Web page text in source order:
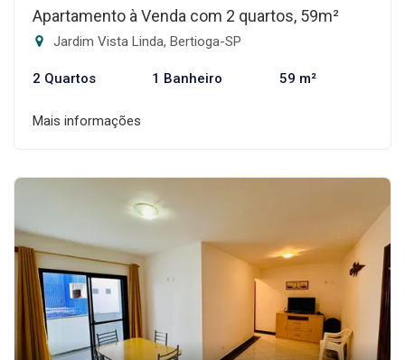
Apartamento à Venda com 2 quartos, 59m²
Jardim Vista Linda, Bertioga-SP
2 Quartos 1 Banheiro 59 m²
Mais informações